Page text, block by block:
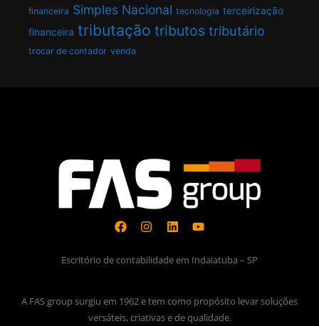
financeira Simples Nacional tecnologia terceirização
financeira tributação tributos tributário
trocar de contador venda
Escritório de contabilidade em Indaiatuba – SP
A FAS group surgiu em 1962 e tem como propósito levar soluções
versáteis, criativas e de qualidade.